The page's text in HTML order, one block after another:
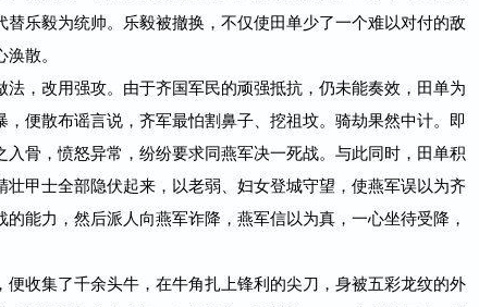
乐毅为统帅。乐毅被撤换，不仅使田单少了一个难以对付的敌
散。
，改用强攻。由于齐国军民的顽强抵抗，仍未能奏效，田单为
，便散布谣言说，齐军最怕割鼻子、挖祖坟。骑劫果然中计。即
骨，愤怒异常，纷纷要求同燕军决一死战。与此同时，田单积
甲士全部隐伏起来，以老弱、妇女登城守望，使燕军误以为齐
能力，然后派人向燕军诈降，燕军信以为真，一心坐待受降，
收集了千余头牛，在牛角扎上锋利的尖刀，身被五彩龙纹的外